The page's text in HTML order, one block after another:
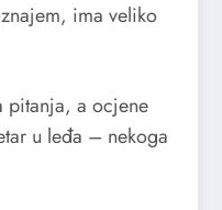
ima veliko
pitanja, a ocjene
u leđa – nekoga